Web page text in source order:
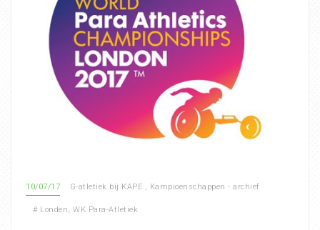
10/07/17 G-atletiek bij KAPE , Kampioenschappen - archief
# Londen, WK Para-Atletiek